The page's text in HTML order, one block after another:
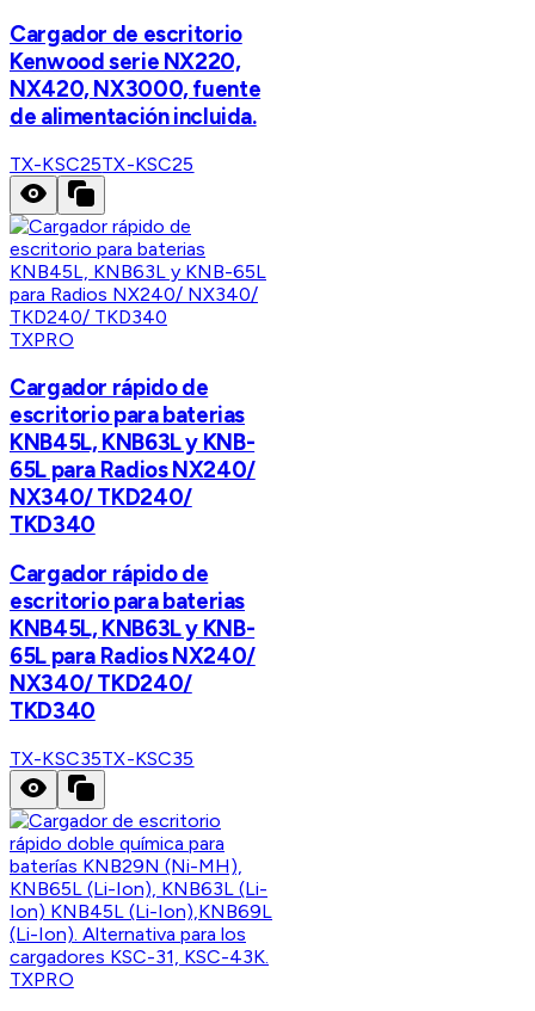
Cargador de escritorio
Kenwood serie NX220,
NX420, NX3000, fuente
de alimentación incluida.
TX-KSC25TX-KSC25
TXPRO
Cargador rápido de
escritorio para baterias
KNB45L, KNB63L y KNB-
65L para Radios NX240/
NX340/ TKD240/
TKD340
Cargador rápido de
escritorio para baterias
KNB45L, KNB63L y KNB-
65L para Radios NX240/
NX340/ TKD240/
TKD340
TX-KSC35TX-KSC35
TXPRO